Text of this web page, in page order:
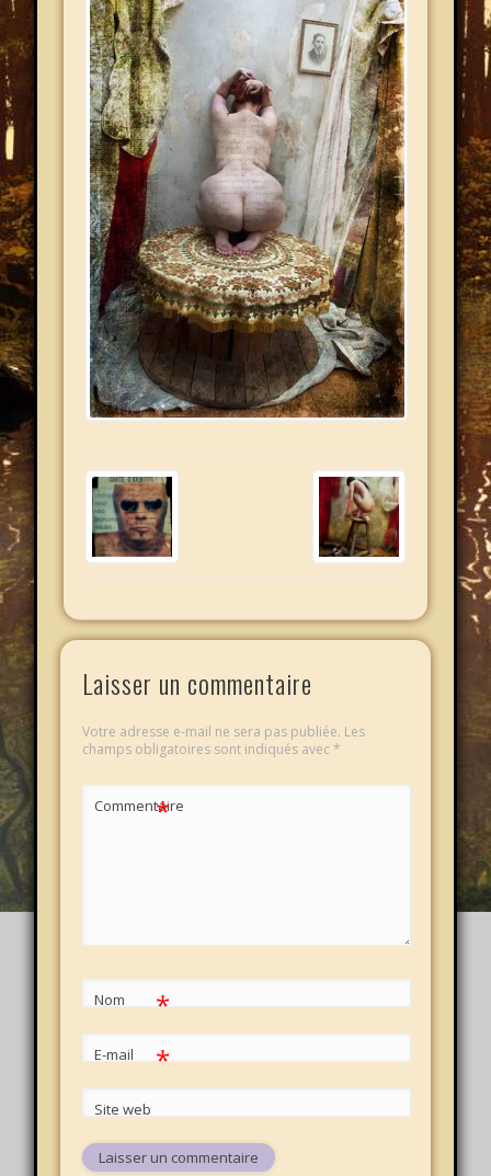
Laisser un commentaire
Votre adresse e-mail ne sera pas publiée. Les
champs obligatoires sont indiqués avec*
Commentaire
*
Nom *
E-mail *
Site web